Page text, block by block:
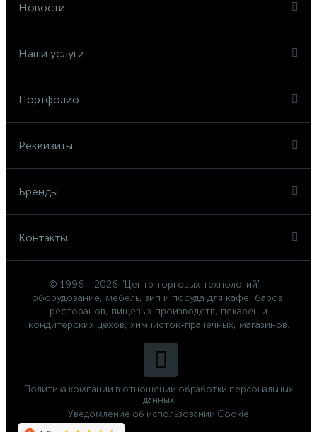
Новости
Наши услуги
Портфолио
Реквизиты
Бренды
Контакты
© 1996 - 2026 "Центр торговых технологий" -
оборудование, мебель, зип и посуда для кафе, баров,
ресторанов, пищевых производств, пекарен и
кондитерских цехов, химчисток-прачечных, магазинов.
Политика компании в отношении обработки персональных
данных
Уведомление об использовании Cookie